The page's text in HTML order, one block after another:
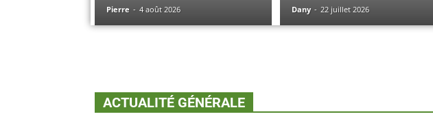
Pierre - 4 août 2026 Dany - 22 juillet 2026
ACTUALITÉ GÉNÉRALE